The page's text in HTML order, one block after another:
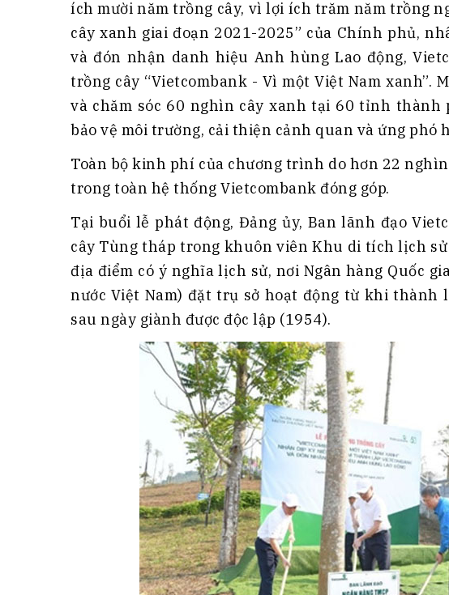
ích mười năm trồng cây, vì lợi ích trăm năm trồng
cây xanh giai đoạn 2021-2025” của Chính phủ,
và đón nhận danh hiệu Anh hùng Lao động,
trồng cây “Vietcombank - Vì một Việt Nam xanh”.
và chăm sóc 60 nghìn cây xanh tại 60 tỉnh thành
bảo vệ môi trường, cải thiện cảnh quan và ứng phó
Toàn bộ kinh phí của chương trình do hơn 22
trong toàn hệ thống Vietcombank đóng góp.
Tại buổi lễ phát động, Đảng ủy, Ban lãnh đạo
cây Tùng tháp trong khuôn viên Khu di tích lịch sử
địa điểm có ý nghĩa lịch sử, nơi Ngân hàng Quốc
nước Việt Nam) đặt trụ sở hoạt động từ khi thành
sau ngày giành được độc lập (1954).